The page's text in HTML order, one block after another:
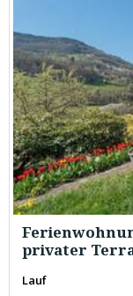
privater
Lauf